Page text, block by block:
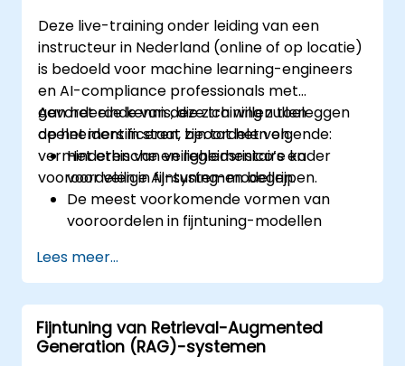
Deze live-training onder leiding van een
instructeur in Nederland (online of op locatie)
is bedoeld voor machine learning-engineers
en AI-compliance professionals met
gevorderde kennis, die zich willen toeleggen
op het identificeren, beoordelen en
verminderen van veiligheidsrisico’s en
vooroordelen in fijntuning-modellen.
Aan het einde van deze training zullen
deelnemers in staat zijn tot het volgende:
Het ethische en reglementaire kader
voor veilige AI-systemen begrijpen.
De meest voorkomende vormen van
vooroordelen in fijntuning-modellen
Bias-mitigatiemethodieken toepassen
tijdens en na het trainingsproces.
Modellen ontwerpen en auditen op basis
van veiligheid, transparantie en
rechtvaardigheid.
Lees meer...
Fijntuning van Retrieval-Augmented
Generation (RAG)-systemen